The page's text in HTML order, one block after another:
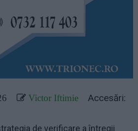
Victor Iftimie
Accesări:
de verificare a întregii